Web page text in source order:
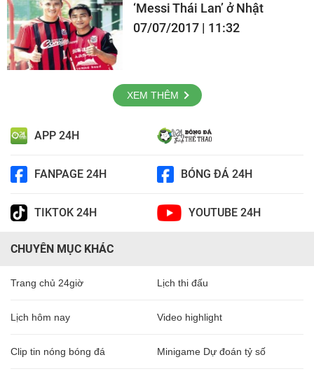
‘Messi Thái Lan’ ở Nhật
07/07/2017 | 11:32
XEM THÊM
APP 24H
FANPAGE 24H BÓNG ĐÁ 24H
TIKTOK 24H YOUTUBE 24H
CHUYÊN MỤC KHÁC
Trang chủ 24giờ Lịch thi đấu
Lịch hôm nay Video highlight
Clip tin nóng bóng đá Minigame Dự đoán tỷ số